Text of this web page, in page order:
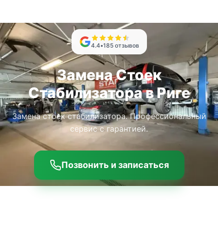
4.4•185 отзывов
Замена Стоек
Стабилизатора в Риге
Замена стоек стабилизатора. Профессиональный
сервис с гарантией.
Позвонить и записаться